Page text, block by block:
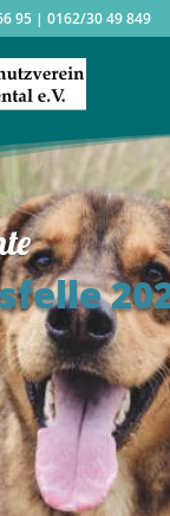
95 | 0162/30 49 849